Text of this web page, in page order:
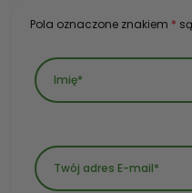
Pola oznaczone znakiem *